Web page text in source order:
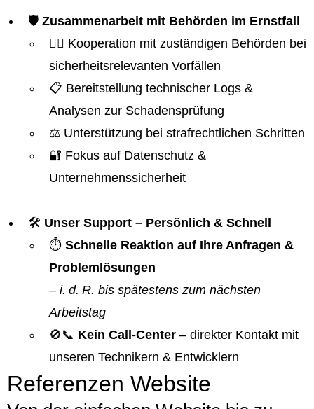
🛡️ Zusammenarbeit mit Behörden im Ernstfall
👮‍♂️ Kooperation mit zuständigen Behörden bei
sicherheitsrelevanten Vorfällen
📋 Bereitstellung technischer Logs &
Analysen zur Schadensprüfung
⚖️ Unterstützung bei strafrechtlichen Schritten
🔐 Fokus auf Datenschutz &
Unternehmenssicherheit
🛠️ Unser Support – Persönlich & Schnell
⏱️ Schnelle Reaktion auf Ihre Anfragen &
Problemlösungen
– i. d. R. bis spätestens zum nächsten
Arbeitstag
🚫📞 Kein Call-Center – direkter Kontakt mit
unseren Technikern & Entwicklern
Referenzen Website